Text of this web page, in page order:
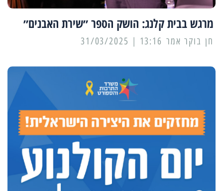
מרגש בבית קלנג: הושק הספר ״שירת האבנים״
13:16 | 31/03/2025